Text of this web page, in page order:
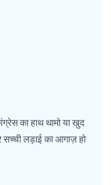
का हाथ थामो या खुद
सच्ची लड़ाई का आगाज़ हो